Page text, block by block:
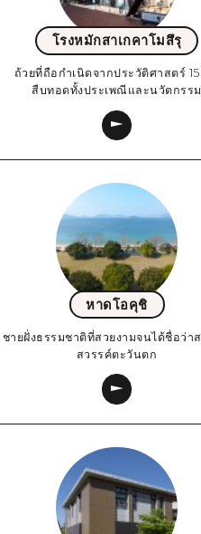
โรงหมักสาเกคาโมสึรุ
ถ้วยที่ถือกำเนิดจากประวัติศาสตร์
สืบทอดทั้งประเพณีและนวัตกรรม
หาดโอคุชิ
ชายฝั่งธรรมชาติที่สวยงามจนได้ชื่อว่า
สวรรค์ตะวันตก